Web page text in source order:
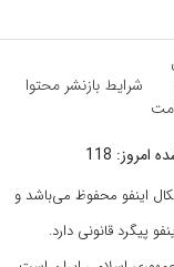
شرایط بازنشر محتوا
118
اینفو محفوظ می‌باشد و
پیگرد قانونی دارد.